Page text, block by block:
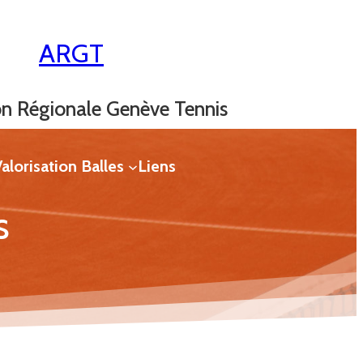
ARGT
Régionale Genève Tennis
Balles Liens